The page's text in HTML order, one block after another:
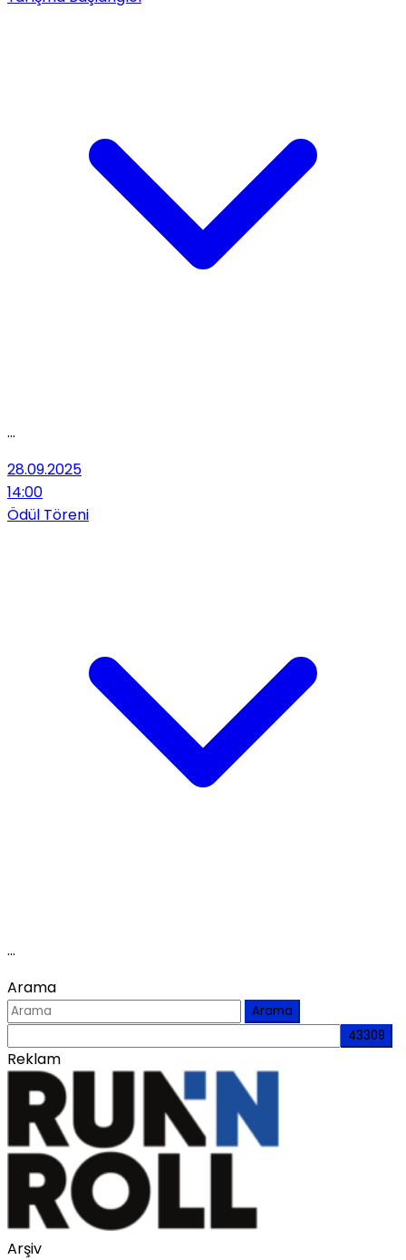
...
28.09.2025
14:00
Ödül Töreni
...
Arama
Arama
Reklam
Arşiv